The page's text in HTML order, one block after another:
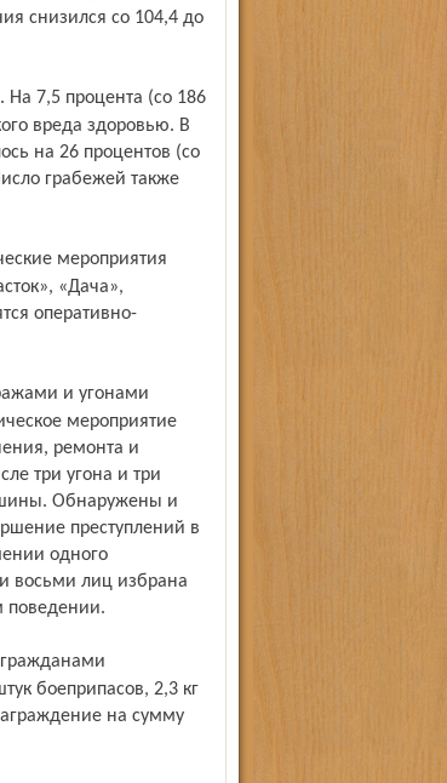
снизился со 104,4 до
вреда здоровью. В
на 26 процентов (со
грабежей также
«Дача»,
оперативно-
мероприятие
ремонта и
три угона и три
Обнаружены и
преступлений в
одного
восьми лиц избрана
поведении.
боеприпасов, 2,3 кг
на сумму